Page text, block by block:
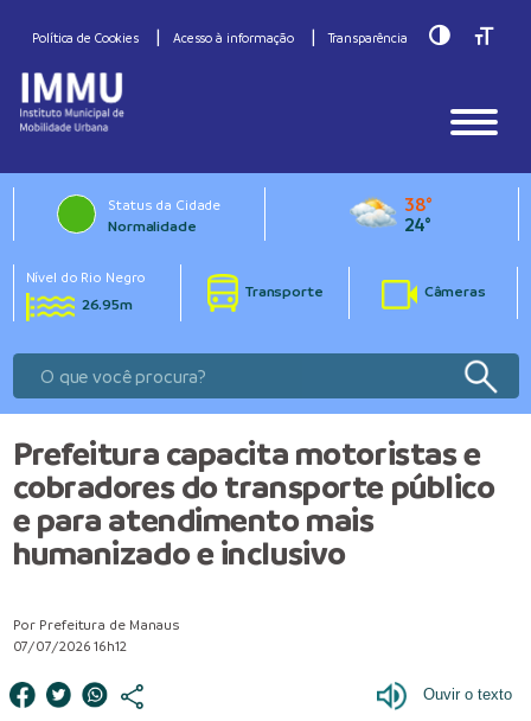
Política de Cookies Acesso à informação Transparência Toggle
Status da Cidade
Normalidade
38°
24°
Nível do Rio Negro
26.95m
Transporte Câmeras
Prefeitura capacita motoristas e
cobradores do transporte público
e para atendimento mais
humanizado e inclusivo
Por Prefeitura de Manaus
07/07/2026 16h12